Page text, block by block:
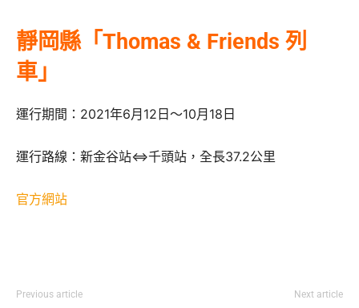
靜岡縣「Thomas & Friends 列
車」
運行期間：2021年6月12日～10月18日
運行路線：新金谷站⇔千頭站，全長37.2公里
官方網站
Previous article Next article